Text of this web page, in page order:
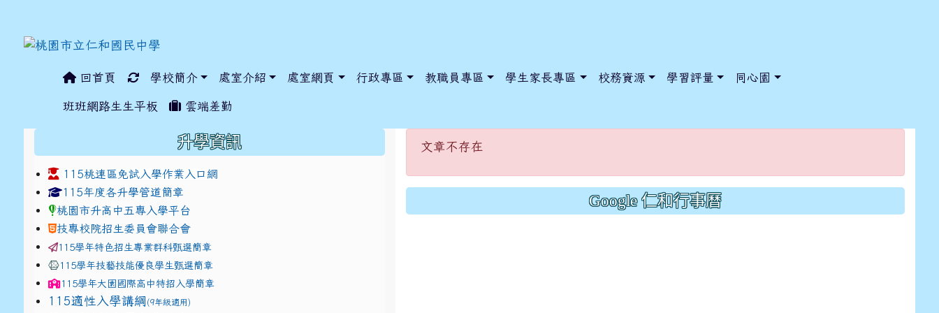
回首頁 學校簡介 處室介紹 處室網頁 行政專區 教職員專區 學生家長專區 校務資源 學習評量 同心園
班班網路生生平板 雲端差勤
文章不存在
文章不存在
Google 仁和行事曆
升學資訊
115桃連區免試入學作業入口網
link to https://www.jhjhs.tyc.edu.tw/modules/tadnews/index.php?nsn=5425
115年度各升學管道簡章link to http://tyc.entry.edu.tw/NoExamImitate_TL/NoExamImitateHome/Page/Public/ChooseSys?s=05 style=font-size: 1rem; background-
link to http://tyc.entry.edu.tw/NoExamImitate_TL/NoExamImitateHome/Page/Public/ChooseSys?s=05 style=font-size: 1rem; background-
桃園市升高中五專入學平台
技專校院招生委員會聯合會
115學年特色招生專業群科甄選簡章
115學年技藝技能優良學生甄選簡章
115學年大園國際高中特招入學簡章
115適性入學講綱 (9年級適用)